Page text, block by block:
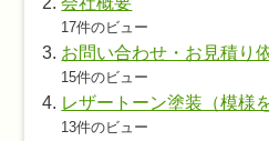
17件のビュー
お問い合わせ・お見積り
15件のビュー
レザートーン塗装（模様
13件のビュー